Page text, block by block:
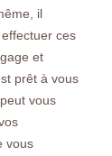
il
ces
et
prêt à vous
vous
vous